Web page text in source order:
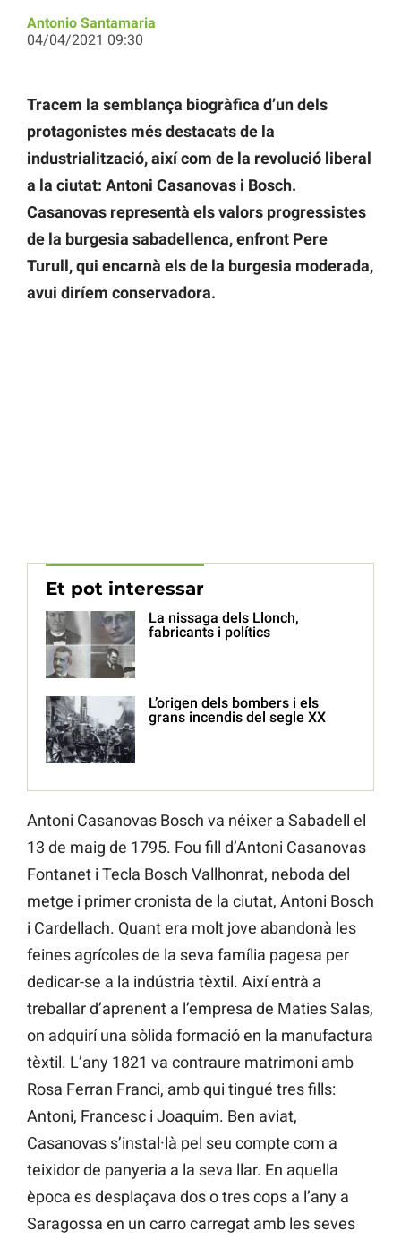
Antonio Santamaria
04/04/2021 09:30
Tracem la semblança biogràfica d’un dels
protagonistes més destacats de la
industrialització, així com de la revolució liberal
a la ciutat: Antoni Casanovas i Bosch.
Casanovas representà els valors progressistes
de la burgesia sabadellenca, enfront Pere
Turull, qui encarnà els de la burgesia moderada,
avui diríem conservadora.
Et pot interessar
La nissaga dels Llonch,
fabricants i polítics
L’origen dels bombers i els
grans incendis del segle XX
Antoni Casanovas Bosch va néixer a Sabadell el
13 de maig de 1795. Fou fill d’Antoni Casanovas
Fontanet i Tecla Bosch Vallhonrat, neboda del
metge i primer cronista de la ciutat, Antoni Bosch
i Cardellach. Quant era molt jove abandonà les
feines agrícoles de la seva família pagesa per
dedicar-se a la indústria tèxtil. Així entrà a
treballar d’aprenent a l’empresa de Maties Salas,
on adquirí una sòlida formació en la manufactura
tèxtil. L’any 1821 va contraure matrimoni amb
Rosa Ferran Franci, amb qui tingué tres fills:
Antoni, Francesc i Joaquim. Ben aviat,
Casanovas s’instal·là pel seu compte com a
teixidor de panyeria a la seva llar. En aquella
època es desplaçava dos o tres cops a l’any a
Saragossa en un carro carregat amb les seves